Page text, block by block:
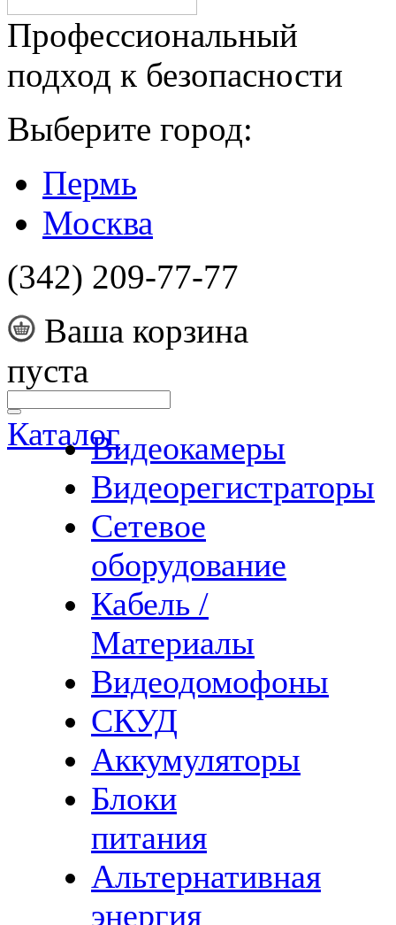
Профессиональный
подход к безопасности
Выберите город:
Пермь
Москва
(342) 209-77-77
Ваша корзина
пуста
КаталогВидеокамеры
Видеорегистраторы
Сетевое
оборудование
Кабель /
Материалы
Видеодомофоны
СКУД
Аккумуляторы
Блоки
питания
Альтернативная
энергия